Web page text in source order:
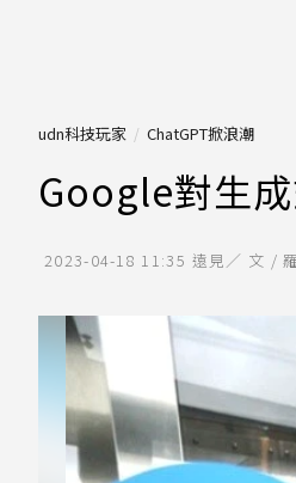
udn科技玩家 ChatGPT掀浪潮
Google對生
2023-04-18 11:35 遠見／ 文 /